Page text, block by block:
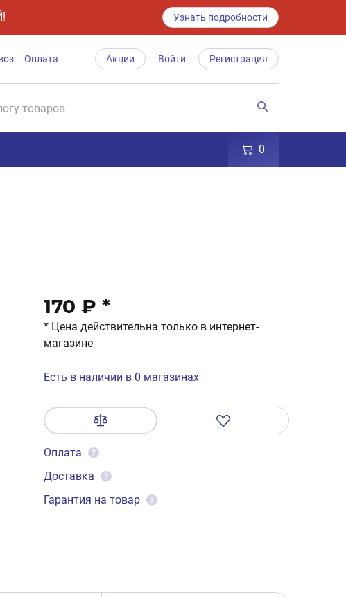
Узнать подробности
Оплата Акции Войти Регистрация
0
170 ₽ *
* Цена действительна только в интернет-
магазине
Есть в наличии в 0 магазинах
Оплата ?
Доставка ?
Гарантия на товар ?